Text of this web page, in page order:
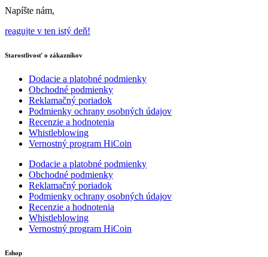
Napíšte nám,
reagujte v ten istý deň!
Starostlivosť o zákazníkov
Dodacie a platobné podmienky
Obchodné podmienky
Reklamačný poriadok
Podmienky ochrany osobných údajov
Recenzie a hodnotenia
Whistleblowing
Vernostný program HiCoin
Dodacie a platobné podmienky
Obchodné podmienky
Reklamačný poriadok
Podmienky ochrany osobných údajov
Recenzie a hodnotenia
Whistleblowing
Vernostný program HiCoin
Eshop